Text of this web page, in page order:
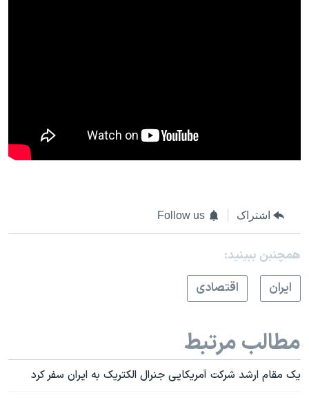
اشتراک Follow us
همچنبن ببینید:
ايران
اقتصادی
مطالب مرتبط
یک مقام ارشد شرکت آمریکایی جنرال الکتریک به ایران سفر کرد